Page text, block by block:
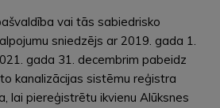
vai tās sabiedrisko
sniedzējs ar 2019. gada 1.
gada 31. decembrim pabeidz
kanalizācijas sistēmu reģistra
lai piereģistrētu ikvienu Alūksnes